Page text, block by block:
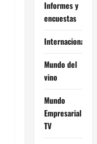
Informes y
encuestas
Internacional
Mundo del
vino
Mundo
Empresarial
TV